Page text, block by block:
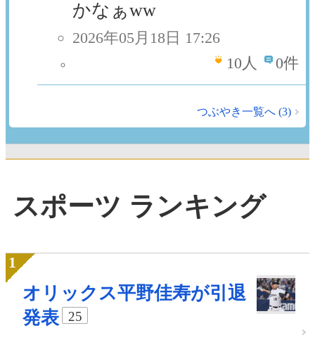
かなぁww
2026年05月18日 17:26
10人 0件
つぶやき一覧へ (3)
スポーツ ランキング
オリックス平野佳寿が引退
発表
25